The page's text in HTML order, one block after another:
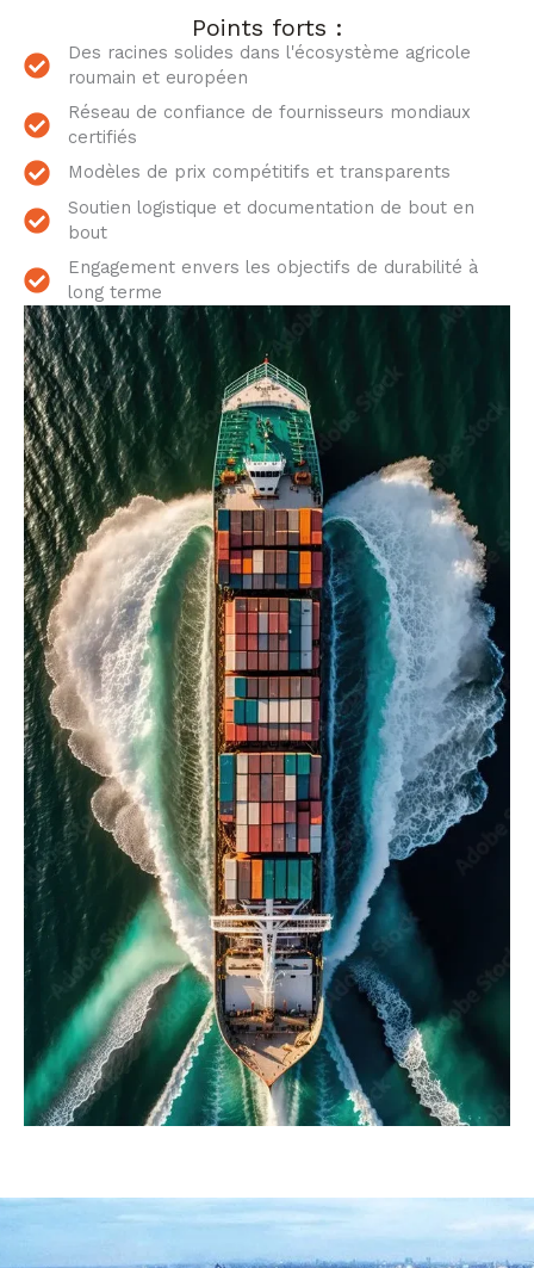
Points forts :
Des racines solides dans l'écosystème agricole
roumain et européen
Réseau de confiance de fournisseurs mondiaux
certifiés
Modèles de prix compétitifs et transparents
Soutien logistique et documentation de bout en
bout
Engagement envers les objectifs de durabilité à
long terme